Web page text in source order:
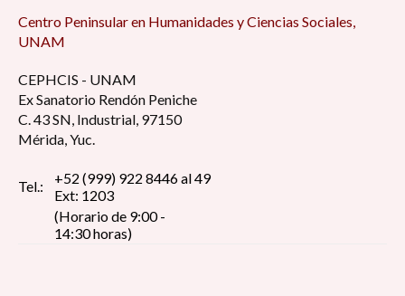
Centro Peninsular en Humanidades y Ciencias Sociales,
UNAM
CEPHCIS - UNAM
Ex Sanatorio Rendón Peniche
C. 43 SN, Industrial, 97150
Mérida, Yuc.
Tel.:
+52 (999) 922 8446 al 49
Ext: 1203
(Horario de 9:00 -
14:30 horas)